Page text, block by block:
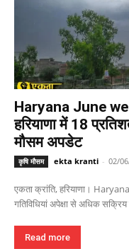
Haryana June
हरियाणा में 18
मौसम अपडेट
कृषि मौसम ekta kranti - 02/
एकता क्रांति, हरियाणा।
गतिविधियां अपेक्षा से अधिक
Read more